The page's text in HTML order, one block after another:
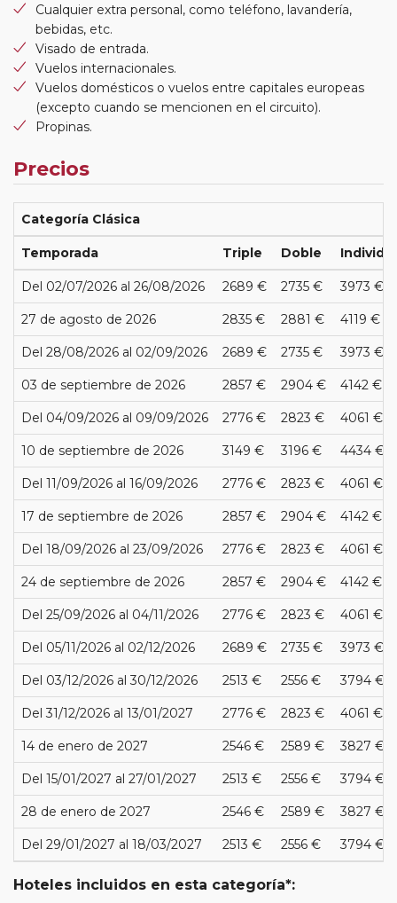
Cualquier extra personal, como teléfono, lavandería,
bebidas, etc.
Visado de entrada.
Vuelos internacionales.
Vuelos domésticos o vuelos entre capitales europeas
(excepto cuando se mencionen en el circuito).
Propinas.
Precios
Categoría Clásica
Temporada Triple Doble
Del 02/07/2026 al 26/08/2026 2689 € 2735 € 3973 €
27 de agosto de 2026 2835 € 2881 € 4119 €
Del 28/08/2026 al 02/09/2026 2689 € 2735 € 3973 €
03 de septiembre de 2026 2857 € 2904 € 4142 €
Del 04/09/2026 al 09/09/2026 2776 € 2823 € 4061 €
10 de septiembre de 2026 3149 € 3196 € 4434 €
Del 11/09/2026 al 16/09/2026 2776 € 2823 € 4061 €
17 de septiembre de 2026 2857 € 2904 € 4142 €
Del 18/09/2026 al 23/09/2026 2776 € 2823 € 4061 €
24 de septiembre de 2026 2857 € 2904 € 4142 €
Del 25/09/2026 al 04/11/2026 2776 € 2823 € 4061 €
Del 05/11/2026 al 02/12/2026 2689 € 2735 € 3973 €
Del 03/12/2026 al 30/12/2026 2513 € 2556 € 3794 €
Del 31/12/2026 al 13/01/2027 2776 € 2823 € 4061 €
14 de enero de 2027 2546 € 2589 € 3827 €
Del 15/01/2027 al 27/01/2027 2513 € 2556 € 3794 €
28 de enero de 2027 2546 € 2589 € 3827 €
Del 29/01/2027 al 18/03/2027 2513 € 2556 € 3794 €
Hoteles incluidos en esta categoría*: